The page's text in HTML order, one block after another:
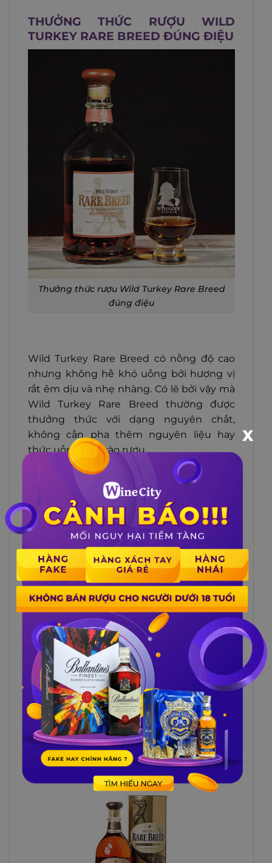
THƯỞNG THỨC RƯỢU WILD
TURKEY RARE BREED ĐÚNG ĐIỆU
Thưởng thức rượu Wild Turkey Rare Breed
đúng điệu
Wild Turkey Rare Breed có nồng độ cao
nhưng không hề khó uống bởi hương vị
rất êm dịu và nhẹ nhàng. Có lẽ bởi vậy mà
Wild Turkey Rare Breed thường được
thưởng thức với dạng nguyên chất,
không cần pha thêm nguyên liệu hay
thức uống nào vào rượu.
Bên cạnh đó để thưởng thức Wild Turkey
Rare Breed cũng có nhiều cách khác như:
Uống cùng đá lạnh:
Tương tự như khi
uống nguyên chất, chỉ cần cho một viên
đá khối vào ly trước đó rồi rót một lượng
rượu Wild Turkey Rare Breed từ từ lên đá,
chờ rượu hòa tan là có thể thưởng thức;
Pha Cocktail:Kết hợp rượu Wild Turkey
Rare Breed cùng các nguyên liệu tươi mát
hoặc cùng nhiều thức uống yêu thích
khác của bạn như soda để cho ra một loại
Cocktail vừa đơn giản và vừa độc đáo,
mang đến sự tươi trẻ đặc trưng của Wild
Turkey Rare Breed.
3 CÁCH PHÂN BIỆT RƯỢU WILD
TURKEY RARE BREED THẬT – GIẢ
– XÁCH TAY
X